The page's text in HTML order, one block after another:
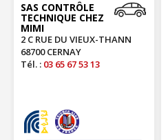
SAS CONTRÔLE
TECHNIQUE CHEZ
MIMI
2 C RUE DU VIEUX-THANN
68700 CERNAY
Tél. : 03 65 67 53 13